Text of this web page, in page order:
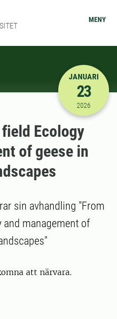
MENY
2026-01-
JANUARI
23
2026
Ecology
of geese in
sin avhandling "From
management of
att närvara.